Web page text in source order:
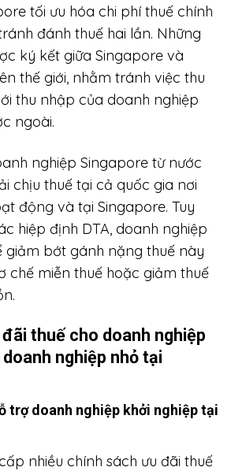
tối ưu hóa chi phí thuế chính
đánh thuế hai lần. Những
ký kết giữa Singapore và
thế giới, nhằm tránh việc thu
thu nhập của doanh nghiệp
ngoài.
nghiệp Singapore từ nước
chịu thuế tại cả quốc gia nơi
động và tại Singapore. Tuy
hiệp định DTA, doanh nghiệp
giảm bớt gánh nặng thuế này
chế miễn thuế hoặc giảm thuế
thuế cho doanh nghiệp
nghiệp nhỏ tại
trợ doanh nghiệp khởi nghiệp tại
nhiều chính sách ưu đãi thuế